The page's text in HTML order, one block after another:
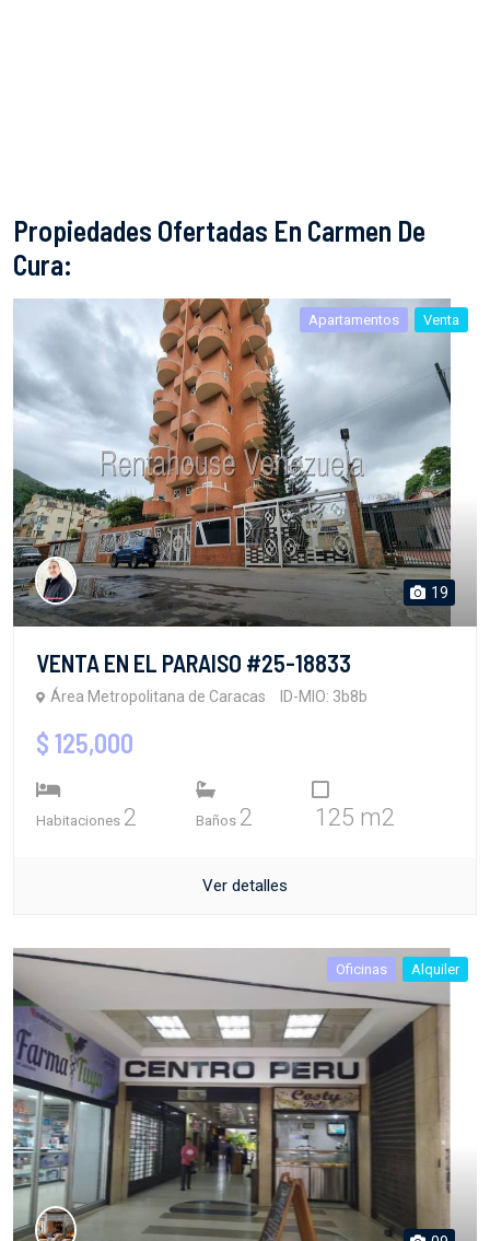
Propiedades Ofertadas En Carmen De
Cura:
Apartamentos Venta
19
VENTA EN EL PARAISO #25-18833
Área Metropolitana de Caracas ID-MIO: 3b8b
$ 125,000
Habitaciones 2 Baños 2 125 m2
Ver detalles
Oficinas Alquiler